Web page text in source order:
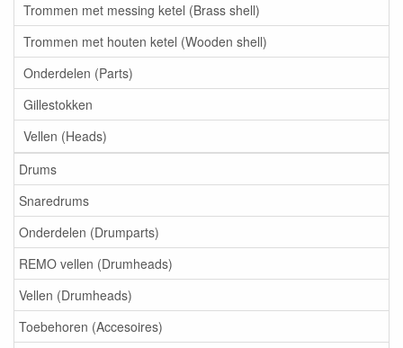
Trommen met messing ketel (Brass shell)
Trommen met houten ketel (Wooden shell)
Onderdelen (Parts)
Gillestokken
Vellen (Heads)
Drums
Snaredrums
Onderdelen (Drumparts)
REMO vellen (Drumheads)
Vellen (Drumheads)
Toebehoren (Accesoires)